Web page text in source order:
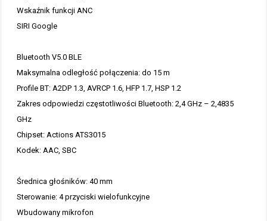
Wskaźnik funkcji ANC
SIRI Google
Bluetooth V5.0 BLE
Maksymalna odległość połączenia: do 15 m
Profile BT: A2DP 1.3, AVRCP 1.6, HFP 1.7, HSP 1.2
Zakres odpowiedzi częstotliwości Bluetooth: 2,4 GHz – 2,4835
GHz
Chipset: Actions ATS3015
Kodek: AAC, SBC
Średnica głośników: 40 mm
Sterowanie: 4 przyciski wielofunkcyjne
Wbudowany mikrofon